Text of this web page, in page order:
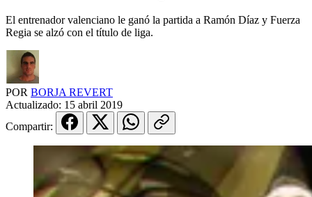
El entrenador valenciano le ganó la partida a Ramón Díaz y Fuerza
Regia se alzó con el título de liga.
POR BORJA REVERT
Actualizado: 15 abril 2019
Compartir: